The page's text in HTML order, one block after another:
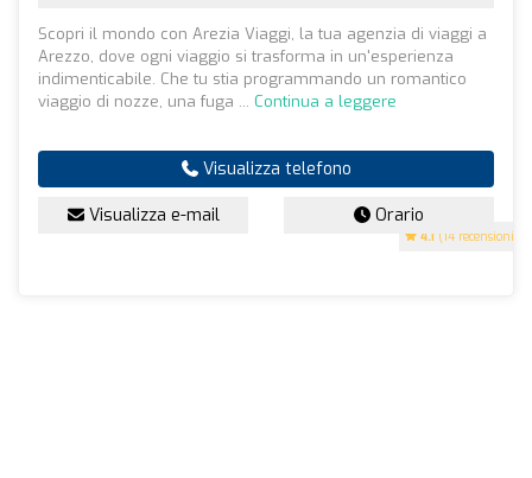
4.1 (14 recensioni)
Scopri il mondo con Arezia Viaggi, la tua agenzia di viaggi a
Arezzo, dove ogni viaggio si trasforma in un'esperienza
indimenticabile. Che tu stia programmando un romantico
viaggio di nozze, una fuga ... Continua a leggere
Visualizza telefono
Visualizza e-mail Orario